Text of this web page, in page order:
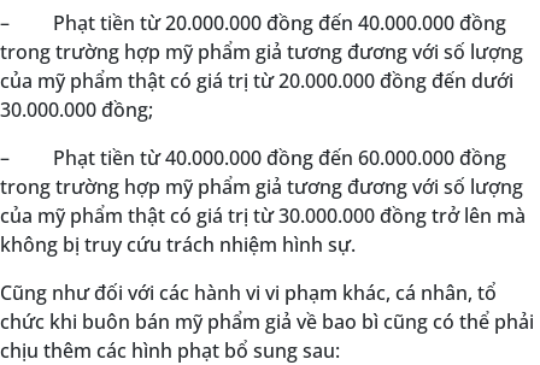
–
Phạt tiền từ 20.000.000 đồng đến 40.000.000 đồng
trong trường hợp mỹ phẩm giả tương đương với số lượng
của mỹ phẩm thật có giá trị từ 20.000.000 đồng đến dưới
30.000.000 đồng;
–
Phạt tiền từ 40.000.000 đồng đến 60.000.000 đồng
trong trường hợp mỹ phẩm giả tương đương với số lượng
của mỹ phẩm thật có giá trị từ 30.000.000 đồng trở lên mà
không bị truy cứu trách nhiệm hình sự.
Cũng như đối với các hành vi vi phạm khác, cá nhân, tổ
chức khi buôn bán mỹ phẩm giả về bao bì cũng có thể phải
chịu thêm các hình phạt bổ sung sau: